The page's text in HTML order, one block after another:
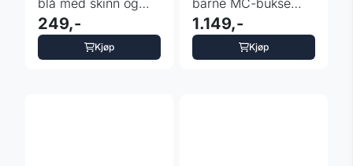
beskyttelse
249,-
Kjøp
justerbar Sort/Fluo
1.149,-
Kjøp